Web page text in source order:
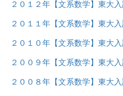
２０１２年【文系数学】東大
２０１１年【文系数学】東大
２０１０年【文系数学】東大
２００９年【文系数学】東大
２００８年【文系数学】東大